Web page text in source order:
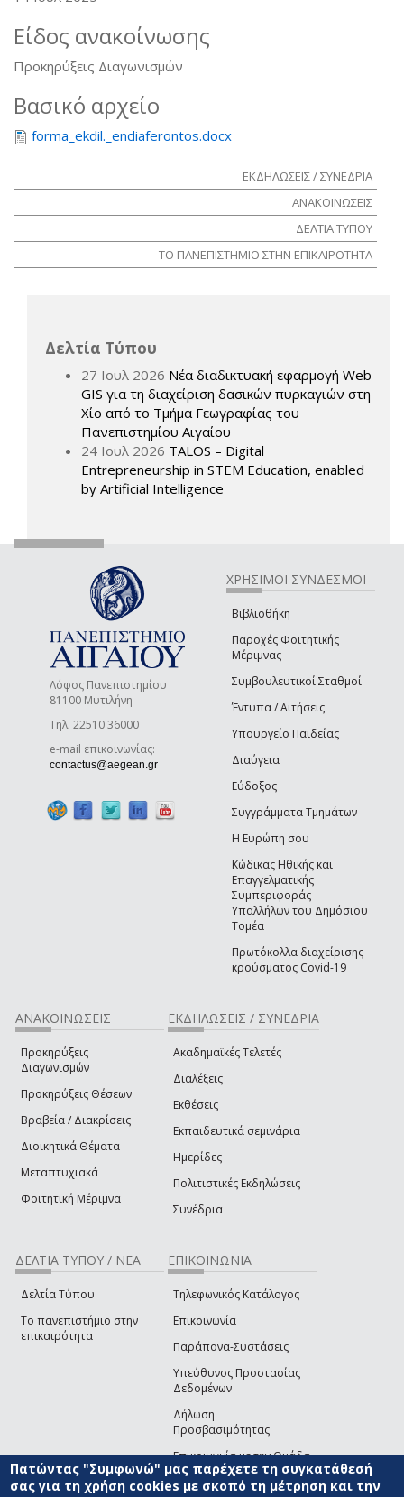
Είδος ανακοίνωσης
Προκηρύξεις Διαγωνισμών
Βασικό αρχείο
forma_ekdil._endiaferontos.docx
ΕΚΔΗΛΩΣΕΙΣ / ΣΥΝΕΔΡΙΑ
ΑΝΑΚΟΙΝΩΣΕΙΣ
ΔΕΛΤΙΑ ΤΥΠΟΥ
ΤΟ ΠΑΝΕΠΙΣΤΗΜΙΟ ΣΤΗΝ ΕΠΙΚΑΙΡΟΤΗΤΑ
Δελτία Τύπου
27 Ιουλ 2026 Νέα διαδικτυακή εφαρμογή Web
GIS για τη διαχείριση δασικών πυρκαγιών στη
Χίο από το Τμήμα Γεωγραφίας του
Πανεπιστημίου Αιγαίου
24 Ιουλ 2026 TALOS – Digital
Entrepreneurship in STEM Education, enabled
by Artificial Intelligence
Λόφος Πανεπιστημίου
81100 Μυτιλήνη
Τηλ. 22510 36000
e-mail επικοινωνίας:
contactus@aegean.gr (link sends e-mail)
ΧΡΗΣΙΜΟΙ ΣΥΝΔΕΣΜΟΙ
Βιβλιοθήκη
Παροχές Φοιτητικής
Μέριμνας
Συμβουλευτικοί Σταθμοί
Έντυπα / Αιτήσεις
Υπουργείο Παιδείας
Διαύγεια
Εύδοξος
Συγγράμματα Τμημάτων
Η Ευρώπη σου
Κώδικας Ηθικής και
Επαγγελματικής
Συμπεριφοράς
Υπαλλήλων του Δημόσιου
Τομέα
Πρωτόκολλα διαχείρισης
κρούσματος Covid-19
ΑΝΑΚΟΙΝΩΣΕΙΣ
Προκηρύξεις
Διαγωνισμών
Προκηρύξεις Θέσεων
Βραβεία / Διακρίσεις
Διοικητικά Θέματα
Μεταπτυχιακά
Φοιτητική Μέριμνα
ΕΚΔΗΛΩΣΕΙΣ / ΣΥΝΕΔΡΙΑ
Ακαδημαϊκές Τελετές
Διαλέξεις
Εκθέσεις
Εκπαιδευτικά σεμινάρια
Ημερίδες
Πολιτιστικές Εκδηλώσεις
Συνέδρια
ΔΕΛΤΙΑ ΤΥΠΟΥ / ΝΕΑ
Δελτία Τύπου
Το πανεπιστήμιο στην
επικαιρότητα
ΕΠΙΚΟΙΝΩΝΙΑ
Τηλεφωνικός Κατάλογος
Επικοινωνία
Παράπονα-Συστάσεις
Υπεύθυνος Προστασίας
Δεδομένων
Δήλωση
Προσβασιμότητας
Επικοινωνία με την Ομάδα
Ανάπτυξης του site(link sends e-mail)
Πατώντας "Συμφωνώ" μας παρέχετε τη συγκατάθεσή
σας για τη χρήση cookies με σκοπό τη μέτρηση και την